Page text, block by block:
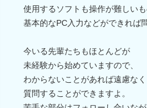
使用するソフトも操作が難しい
基本的なPC入力などができれば
今いる先輩たちもほとんどが
未経験から始めていますので、
わからないことがあれば遠慮なく
質問することができますよ。